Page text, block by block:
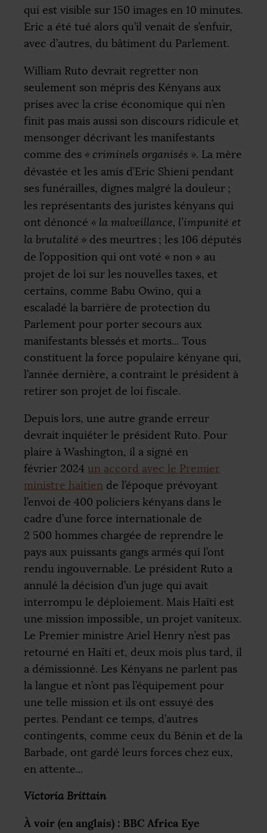
qui est visible sur 150 images en 10 minutes.
Eric a été tué alors qu’il venait de s’enfuir,
avec d’autres, du bâtiment du Parlement.
William Ruto devrait regretter non
seulement son mépris des Kényans aux
prises avec la crise économique qui n’en
finit pas mais aussi son discours ridicule et
mensonger décrivant les manifestants
comme des « criminels organisés ». La mère
dévastée et les amis d’Eric Shieni pendant
ses funérailles, dignes malgré la douleur ;
les représentants des juristes kényans qui
ont dénoncé « la malveillance, l’impunité et
la brutalité » des meurtres ; les 106 députés
de l’opposition qui ont voté « non » au
projet de loi sur les nouvelles taxes, et
certains, comme Babu Owino, qui a
escaladé la barrière de protection du
Parlement pour porter secours aux
manifestants blessés et morts... Tous
constituent la force populaire kényane qui,
l’année dernière, a contraint le président à
retirer son projet de loi fiscale.
Depuis lors, une autre grande erreur
devrait inquiéter le président Ruto. Pour
plaire à Washington, il a signé en
février 2024 un accord avec le Premier
ministre haïtien de l’époque prévoyant
l’envoi de 400 policiers kényans dans le
cadre d’une force internationale de
2 500 hommes chargée de reprendre le
pays aux puissants gangs armés qui l’ont
rendu ingouvernable. Le président Ruto a
annulé la décision d’un juge qui avait
interrompu le déploiement. Mais Haïti est
une mission impossible, un projet vaniteux.
Le Premier ministre Ariel Henry n’est pas
retourné en Haïti et, deux mois plus tard, il
a démissionné. Les Kényans ne parlent pas
la langue et n’ont pas l’équipement pour
une telle mission et ils ont essuyé des
pertes. Pendant ce temps, d’autres
contingents, comme ceux du Bénin et de la
Barbade, ont gardé leurs forces chez eux,
en attente...
Victoria Brittain
À voir (en anglais) : BBC Africa Eye